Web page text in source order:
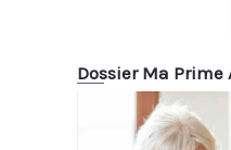
Dossier Ma Prime